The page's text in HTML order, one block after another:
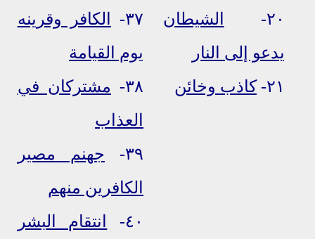
٢٠-
الشيطان
يدعو إلى النار
٢١- كاذب وخائن
٣٧-
الكافر وقرينه
يوم القيامة
٣٨-
مشتركان في
العذاب
٣٩-
جهنم مصير
الكافرين منهم
٤٠-
انتقام البشر